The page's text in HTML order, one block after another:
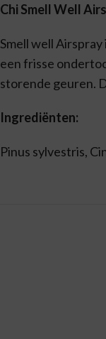
Chi Smell Well
Smell well
een frisse
storende geuren.
Ingrediënten:
Pinus sylvestris,